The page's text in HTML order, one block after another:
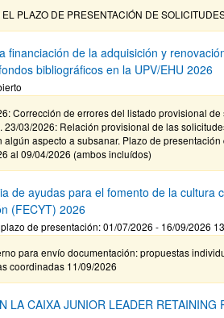
PLAZO DE PRESENTACIÓN DE
financiación de la adquisición y
bibliográficos en la UPV/EHU 2026
Corrección de errores del listado provisional
23/03/2026: Relación provisional de las
algún aspecto a subsanar. Plazo de
al 09/04/2026 (ambos incluídos)
de ayudas para el fomento de la cultura
(FECYT) 2026
de presentación: 01/07/2026 - 16/09/2026
para envío documentación: propuestas
coordinadas 11/09/2026
LA CAIXA JUNIOR LEADER RETAINING